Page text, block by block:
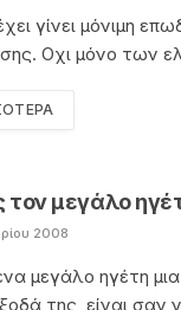
γίνει μόνιμη
Οχι μόνο των
τον μεγάλο
2008
μεγάλο ηγέτη
της, είναι σαν